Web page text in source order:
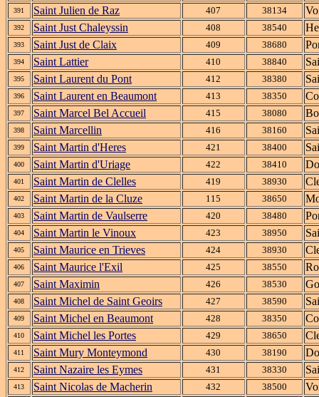
391 Saint Julien de Raz 407 38134
392 Saint Just Chaleyssin 408 38540
393 Saint Just de Claix 409 38680
394 Saint Lattier 410 38840
395 Saint Laurent du Pont 412 38380
396 Saint Laurent en Beaumont 413 38350
397 Saint Marcel Bel Accueil 415 38080
398 Saint Marcellin 416 38160
399 Saint Martin d'Heres 421 38400
400 Saint Martin d'Uriage 422 38410
401 Saint Martin de Clelles 419 38930
402 Saint Martin de la Cluze 115 38650
403 Saint Martin de Vaulserre 420 38480
404 Saint Martin le Vinoux 423 38950
405 Saint Maurice en Trieves 424 38930
406 Saint Maurice l'Exil 425 38550
407 Saint Maximin 426 38530
408 Saint Michel de Saint Geoirs 427 38590
409 Saint Michel en Beaumont 428 38350
410 Saint Michel les Portes 429 38650
411 Saint Mury Monteymond 430 38190
412 Saint Nazaire les Eymes 431 38330
413 Saint Nicolas de Macherin 432 38500